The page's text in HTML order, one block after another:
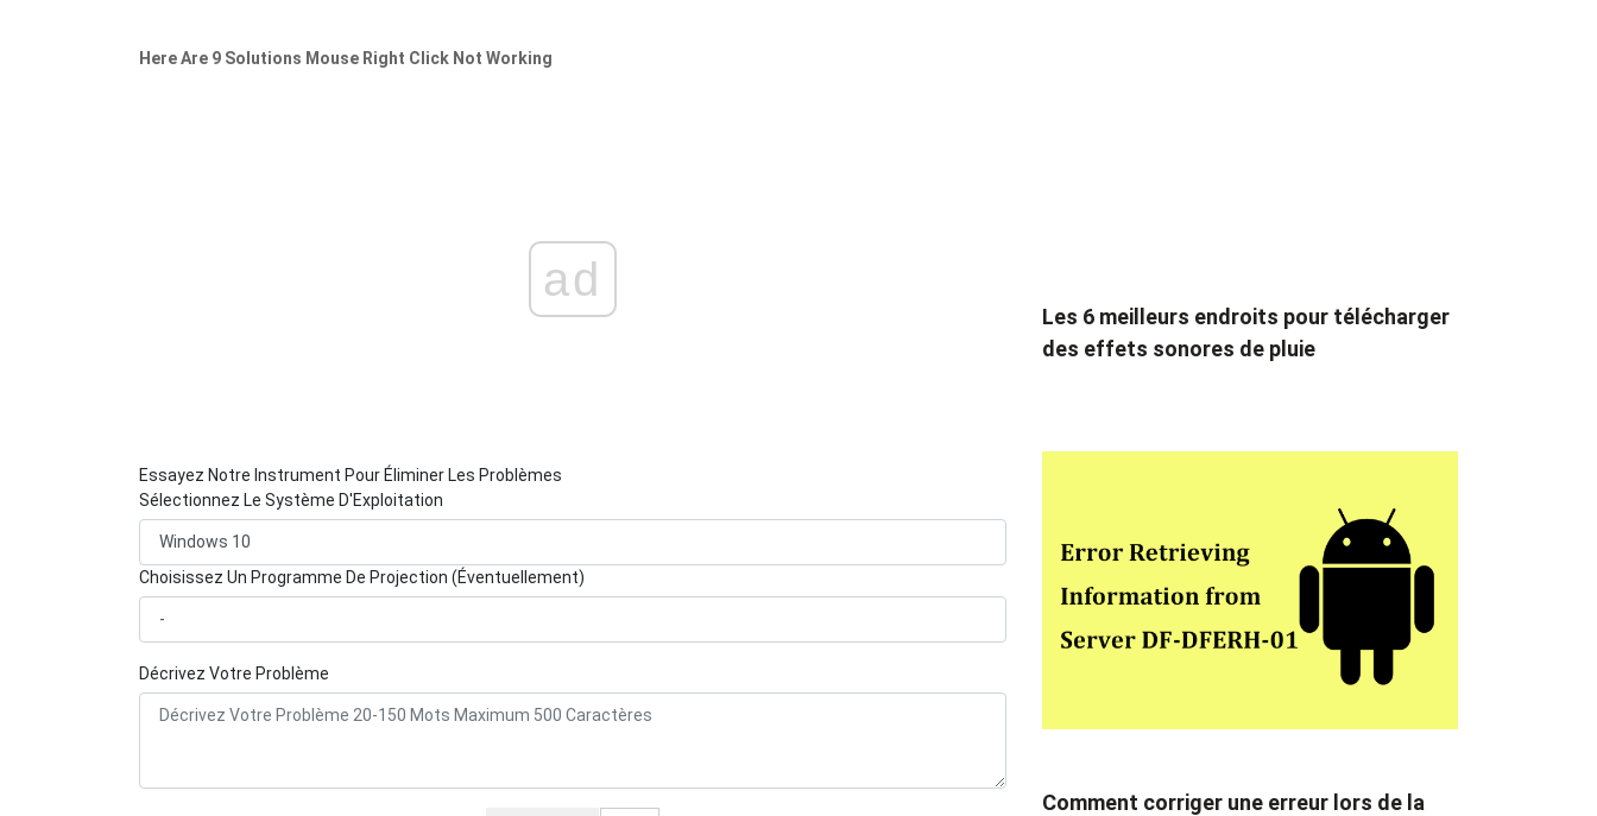
Here Are 9 Solutions Mouse Right Click Not Working
ad
Essayez Notre Instrument Pour Éliminer Les Problèmes
Sélectionnez Le Système D'Exploitation
Choisissez Un Programme De Projection (Éventuellement)
Décrivez Votre Problème
Les 6 meilleurs endroits pour télécharger
des effets sonores de pluie
Comment corriger une erreur lors de la